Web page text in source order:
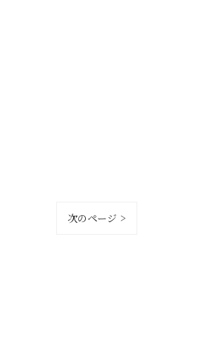
次のページ >